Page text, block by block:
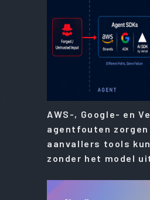
AWS-, Google- en
agentfouten
aanvallers tools
zonder het model